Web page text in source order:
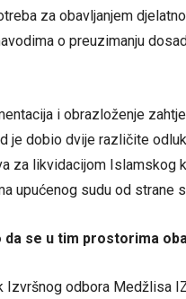
za obavljanjem
o preuzimanju
i obrazloženje
je dobio dvije različite
za likvidacijom Islamskog
upućenog sudu od strane
da se u tim prostorima
Izvršnog odbora Medžlisa